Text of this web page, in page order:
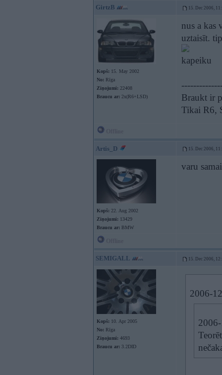
GirtzB 15. Dec 2006,
Kopš: 15. May 2002
No: Rīga
Ziņojumi: 22408
Braucu ar: 2x(R6+LSD)
nus a kas
uztaisīt.
kapeiku
Braukt ir
Tikai R6,
Artis_D 15. Dec 2006,
Kopš: 22. Aug 2002
Ziņojumi: 13429
Braucu ar: BMW
varu
SEMIGALL 15. Dec 2006,
Kopš: 10. Apr 2005
No: Rīga
Ziņojumi: 4693
Braucu ar: 3.2DID
2006-